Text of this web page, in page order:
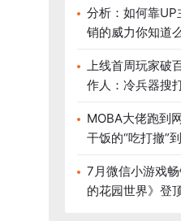
分析：如何靠
销的威力你知道
上线首周玩家破
作人：冷兵器搜
MOBA大佬跑到
干饭的“吃打撤”
7月微信小游戏
的花园世界》登